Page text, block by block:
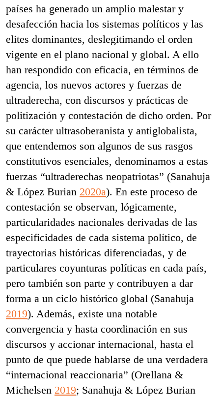
países ha generado un amplio malestar y
desafección hacia los sistemas políticos y las
elites dominantes, deslegitimando el orden
vigente en el plano nacional y global. A ello
han respondido con eficacia, en términos de
agencia, los nuevos actores y fuerzas de
ultraderecha, con discursos y prácticas de
politización y contestación de dicho orden. Por
su carácter ultrasoberanista y antiglobalista,
que entendemos son algunos de sus rasgos
constitutivos esenciales, denominamos a estas
fuerzas “ultraderechas neopatriotas” (Sanahuja
& López Burian 2020a). En este proceso de
contestación se observan, lógicamente,
particularidades nacionales derivadas de las
especificidades de cada sistema político, de
trayectorias históricas diferenciadas, y de
particulares coyunturas políticas en cada país,
pero también son parte y contribuyen a dar
forma a un ciclo histórico global (Sanahuja
2019). Además, existe una notable
convergencia y hasta coordinación en sus
discursos y accionar internacional, hasta el
punto de que puede hablarse de una verdadera
“internacional reaccionaria” (Orellana &
Michelsen 2019; Sanahuja & López Burian